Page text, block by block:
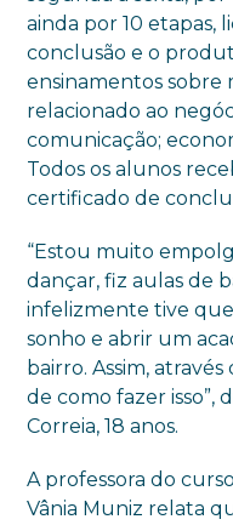
ainda por 10 etapas,
conclusão e o
ensinamentos sobre
relacionado ao
comunicação;
Todos os alunos
certificado de
“Estou muito
dançar, fiz aulas de
infelizmente tive
sonho e abrir um
bairro. Assim,
de como fazer isso”,
Correia, 18 anos.
A professora do
Vânia Muniz relata